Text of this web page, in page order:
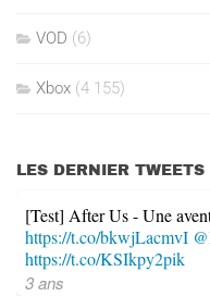
VOD (6)
Xbox (4 155)
LES DERNIER TWEETS
[Test] After Us - Une
https://t.co/bkwjLacmvI
https://t.co/KSIkpy2pik
3 ans